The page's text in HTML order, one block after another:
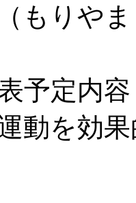
もりや
予定内
動を効